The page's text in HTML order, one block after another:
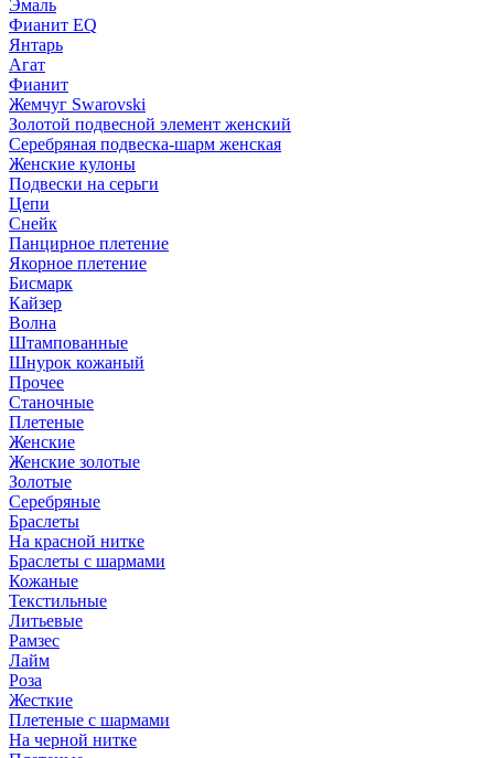
Эмаль
Фианит EQ
Янтарь
Агат
Фианит
Жемчуг Swarovski
Золотой подвесной элемент женcкий
Серебряная подвеска-шарм женская
Женские кулоны
Подвески на серьги
Цепи
Снейк
Панцирное плетение
Якорное плетение
Бисмарк
Кайзер
Волна
Штампованные
Шнурок кожаный
Прочее
Станочные
Плетеные
Женские
Женские золотые
Золотые
Серебряные
Браслеты
На красной нитке
Браслеты с шармами
Кожаные
Текстильные
Литьевые
Рамзес
Лайм
Роза
Жесткие
Плетеные с шармами
На черной нитке